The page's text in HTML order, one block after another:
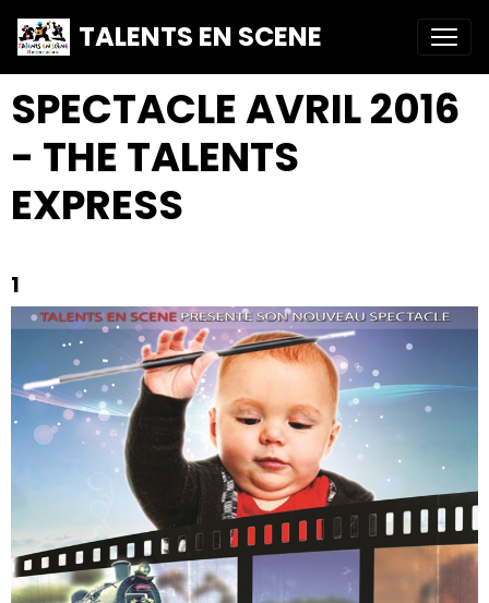
TALENTS EN SCENE
SPECTACLE AVRIL 2016
- THE TALENTS
EXPRESS
1